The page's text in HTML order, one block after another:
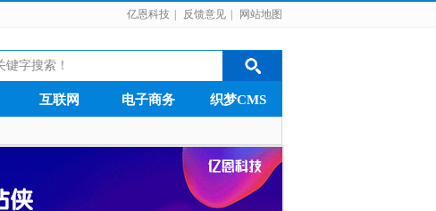
亿恩科技 反馈意见 网站地图
互联网 电子商务 织梦CMS